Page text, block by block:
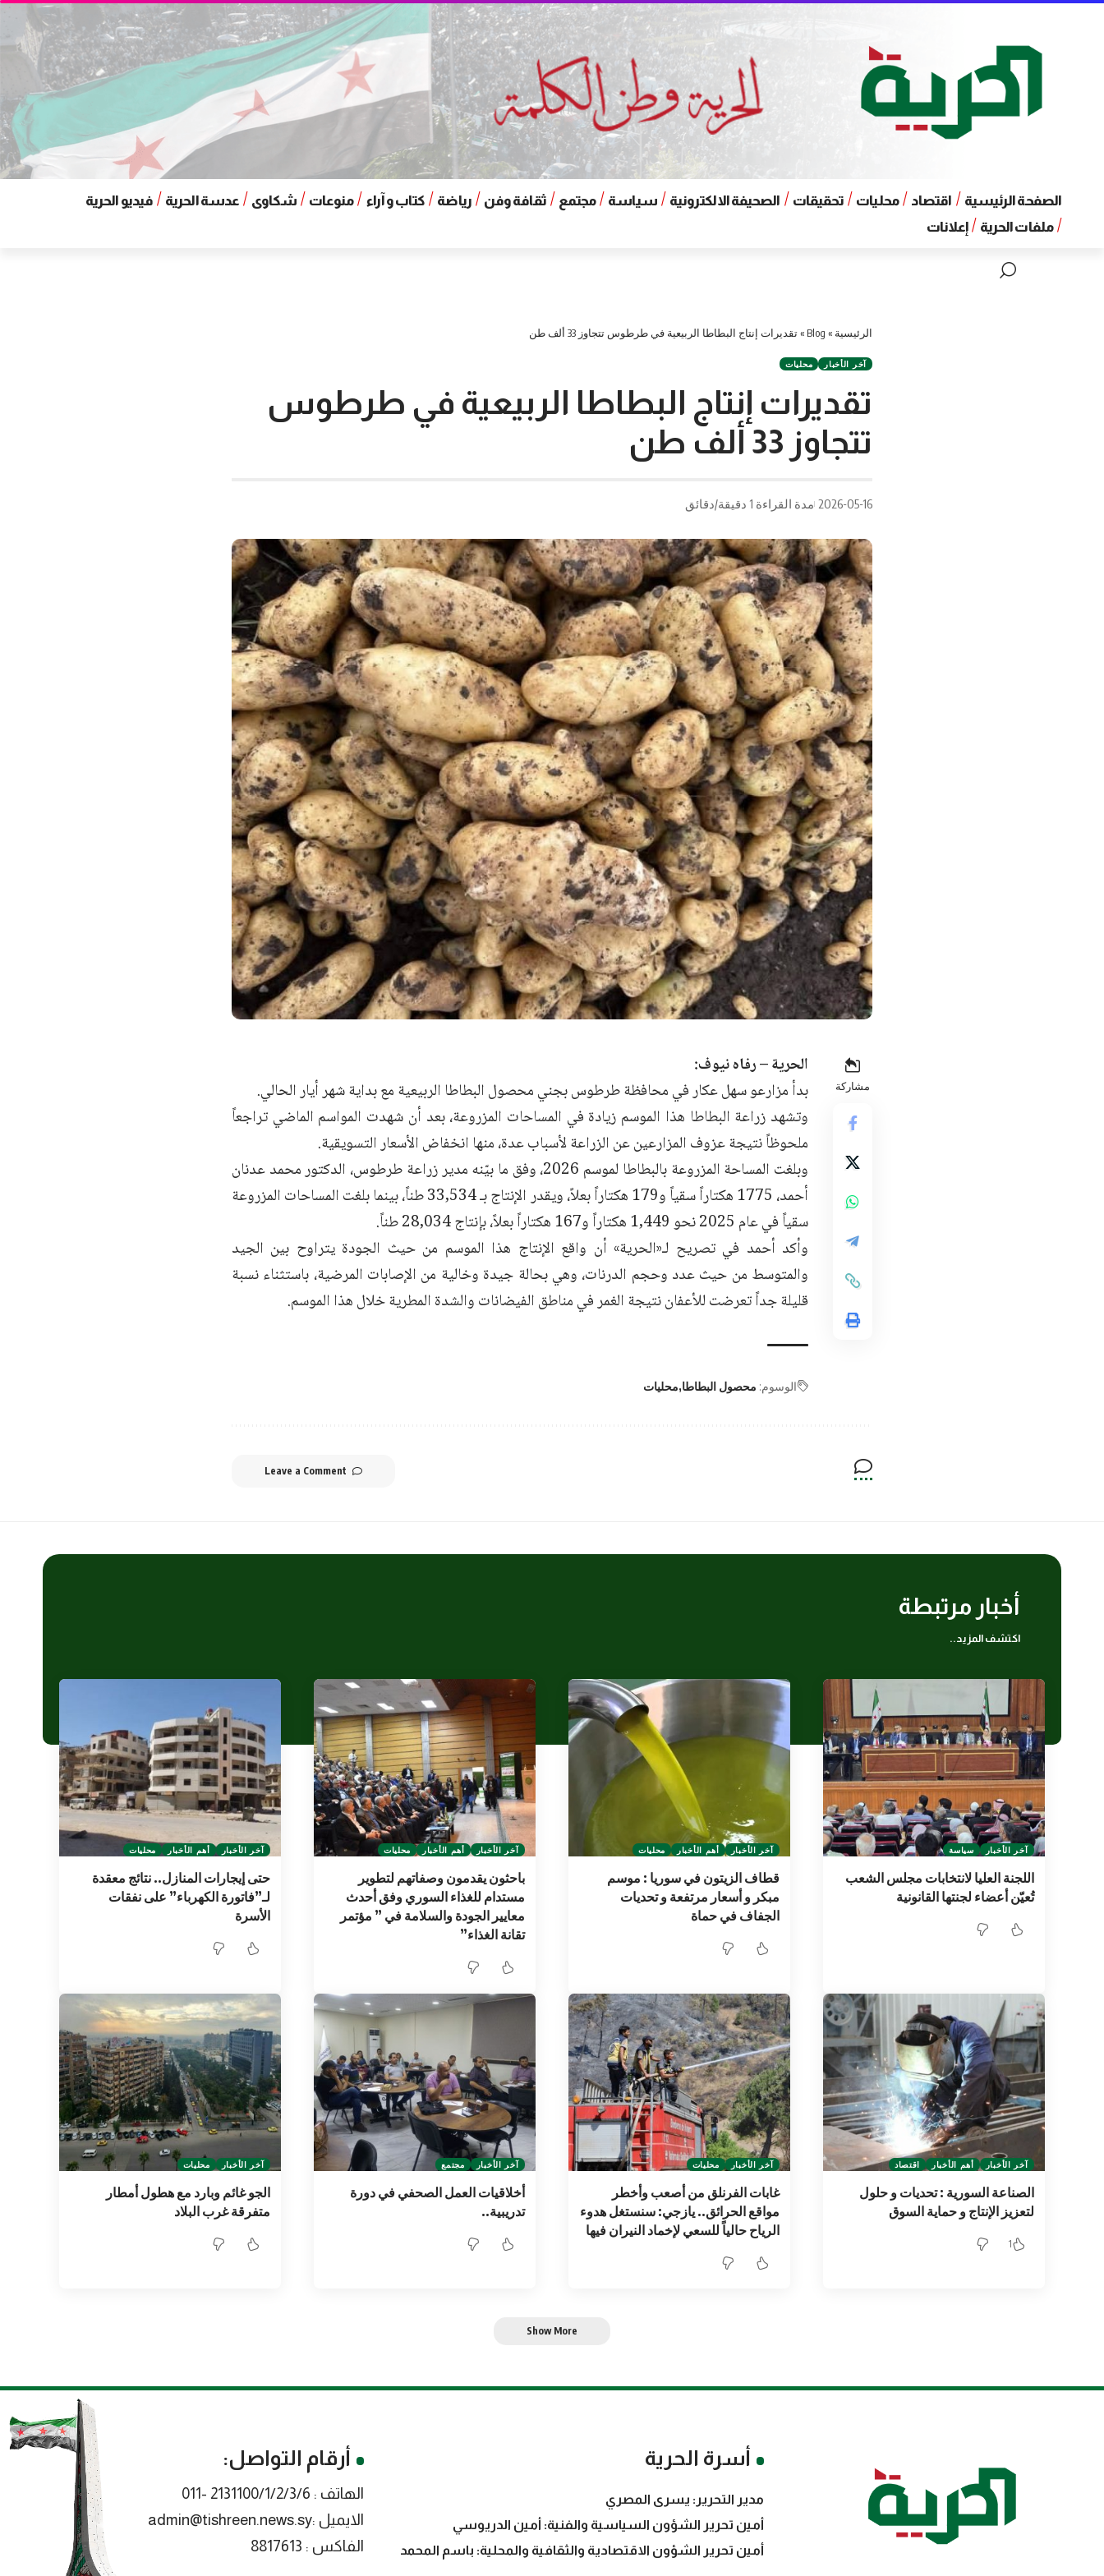
الصفحة الرئيسية اقتصاد محليات تحقيقات الصحيفة الالكترونية سياسة مجتمع ثقافة وفن رياضة كتاب و آراء منوعات شكاوى عدسة الحرية
فيديو الحرية
ملفات الحرية
إعلانات
الرئيسية »
Blog
»تقديرات إنتاج البطاطا الربيعية في طرطوس تتجاوز 33 ألف طن
آخر الأخبار محليات
تقديرات إنتاج البطاطا الربيعية في طرطوس
تتجاوز 33 ألف طن
2026-05-16 مدة القراءة 1 دقيقة/دقائق
مشاركة
الحرية – رفاه نيوف:
بدأ مزارعو سهل عكار في محافظة طرطوس بجني محصول البطاطا الربيعية مع بداية شهر أيار الحالي.
وتشهد زراعة البطاطا هذا الموسم زيادة في المساحات المزروعة، بعد أن شهدت المواسم الماضي تراجعاً
ملحوظاً نتيجة عزوف المزارعين عن الزراعة لأسباب عدة، منها انخفاض الأسعار التسويقية.
وبلغت المساحة المزروعة بالبطاطا لموسم 2026، وفق ما بيّنه مدير زراعة طرطوس، الدكتور محمد عدنان
أحمد، 1775 هكتاراً سقياً و179 هكتاراً بعلاً، ويقدر الإنتاج بـ 33,534 طناً، بينما بلغت المساحات المزروعة
سقياً في عام 2025 نحو 1,449 هكتاراً و167 هكتاراً بعلاً، بإنتاج 28,034 طناً.
وأكد أحمد في تصريح لـ«الحرية» أن واقع الإنتاج هذا الموسم من حيث الجودة يتراوح بين الجيد
والمتوسط من حيث عدد وحجم الدرنات، وهي بحالة جيدة وخالية من الإصابات المرضية، باستثناء نسبة
قليلة جداً تعرضت للأعفان نتيجة الغمر في مناطق الفيضانات والشدة المطرية خلال هذا الموسم.
الوسوم: محصول البطاطا محليات
Leave a Comment
أخبار مرتبطة
اكتشف المزيد..
آخر الأخبار سياسة
اللجنة العليا لانتخابات مجلس الشعب
تُعيّن أعضاء لجنتها القانونية ‏
آخر الأخبار أهم الأخبار محليات
قطاف الزيتون في سوريا : موسم
مبكر و أسعار مرتفعة و تحديات
الجفاف في حماة
آخر الأخبار أهم الأخبار محليات
باحثون يقدمون وصفاتهم لتطوير
مستدام للغذاء السوري وفق أحدث
معايير الجودة والسلامة في ” مؤتمر
تقانة الغذاء”
آخر الأخبار أهم الأخبار محليات
حتى إيجارات المنازل.. نتائج معقدة
لـ”فاتورة الكهرباء” على نفقات
الأسرة
آخر الأخبار أهم الأخبار اقتصاد
الصناعة السورية : تحديات و حلول
لتعزيز الإنتاج و حماية السوق
1
آخر الأخبار محليات
غابات الفرنلق من أصعب وأخطر
مواقع الحرائق.. يازجي: سنستغل هدوء
الرياح حالياً للسعي لإخماد النيران فيها
آخر الأخبار مجتمع
أخلاقيات العمل الصحفي في دورة
تدريبية..
آخر الأخبار محليات
الجو غائم وبارد مع هطول أمطار
متفرقة غرب البلاد
Show More
أسرة الحرية
مدير التحرير: يسرى المصري
أمين تحرير الشؤون السياسية والفنية: أمين الدريوسي
أمين تحرير الشؤون الاقتصادية والثقافية والمحلية: باسم المحمد
أرقام التواصل:
الهاتف : 2131100/1/2/3/6 -011
الايميل :admin@tishreen.news.sy
الفاكس : 8817613